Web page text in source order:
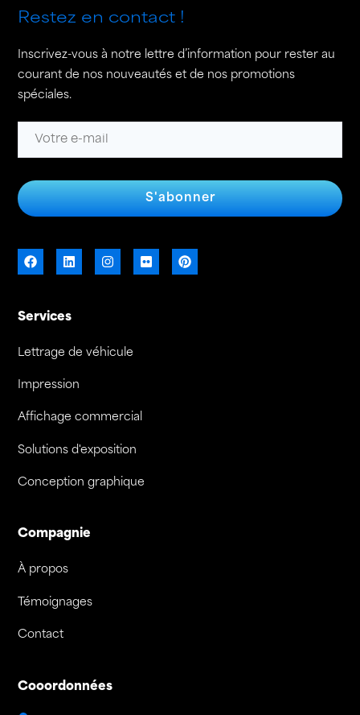
Restez en contact !
Inscrivez-vous à notre lettre d’information pour rester au
courant de nos nouveautés et de nos promotions
spéciales.
S'abonner
Services
Lettrage de véhicule
Impression
Affichage commercial
Solutions d'exposition
Conception graphique
Compagnie
À propos
Témoignages
Contact
Cooordonnées